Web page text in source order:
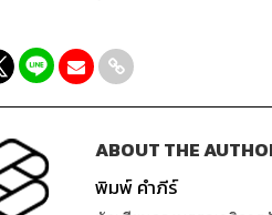
ABOUT THE
พิมพ์ คำภีร์